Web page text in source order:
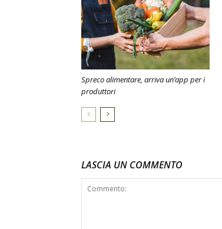
Spreco alimentare, arriva un’app per i
produttori
LASCIA UN COMMENTO